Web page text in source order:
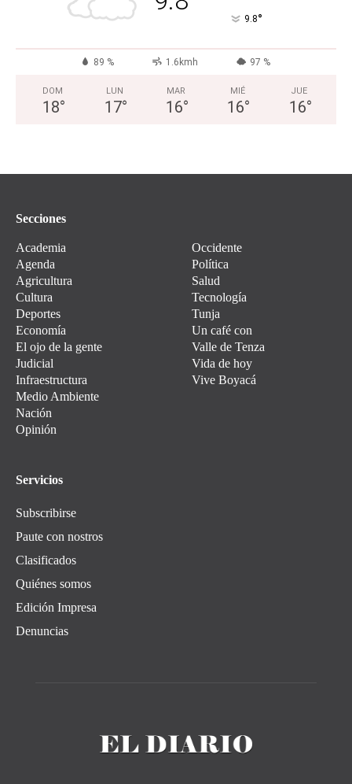
9.8°
89 % 1.6kmh 97 %
DOM
18°
LUN
17°
MAR
16°
MIÉ
16°
JUE
16°
Secciones
Academia
Agenda
Agricultura
Cultura
Deportes
Economía
El ojo de la gente
Judicial
Infraestructura
Medio Ambiente
Nación
Opinión
Occidente
Política
Salud
Tecnología
Tunja
Un café con
Valle de Tenza
Vida de hoy
Vive Boyacá
Servicios
Subscribirse
Paute con nostros
Clasificados
Quiénes somos
Edición Impresa
Denuncias